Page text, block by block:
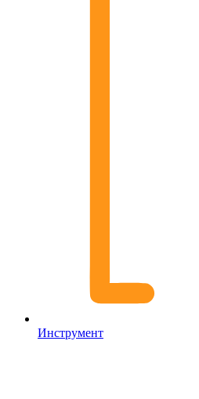
Инструмент